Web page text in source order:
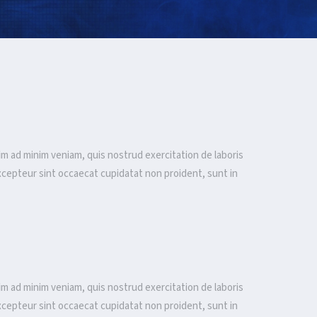
ad minim veniam, quis nostrud exercitation de laboris
sint occaecat cupidatat non proident, sunt in
ad minim veniam, quis nostrud exercitation de laboris
sint occaecat cupidatat non proident, sunt in